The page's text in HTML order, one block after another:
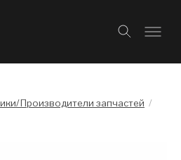
Производители запчастей /